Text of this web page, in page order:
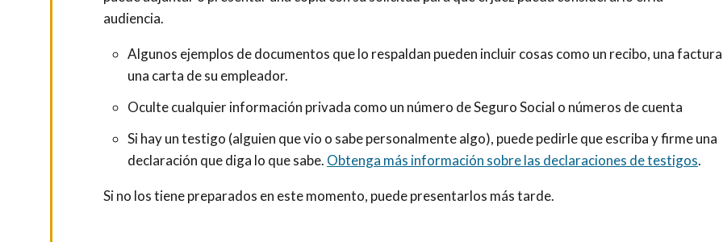
audiencia.
Algunos ejemplos de documentos que lo respaldan pueden incluir cosas como un recibo, una
una carta de su empleador.
Oculte cualquier información privada como un número de Seguro Social o números de cuenta
Si hay un testigo (alguien que vio o sabe personalmente algo), puede pedirle que escriba y firme una
declaración que diga lo que sabe. Obtenga más información sobre las declaraciones de testigos.
Si no los tiene preparados en este momento, puede presentarlos más tarde.